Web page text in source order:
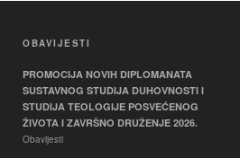
OBAVIJESTI
PROMOCIJA NOVIH DIPLOMANATA
SUSTAVNOG STUDIJA DUHOVNOSTI I
STUDIJA TEOLOGIJE POSVEĆENOG
ŽIVOTA I ZAVRŠNO DRUŽENJE 2026.
Obavijesti